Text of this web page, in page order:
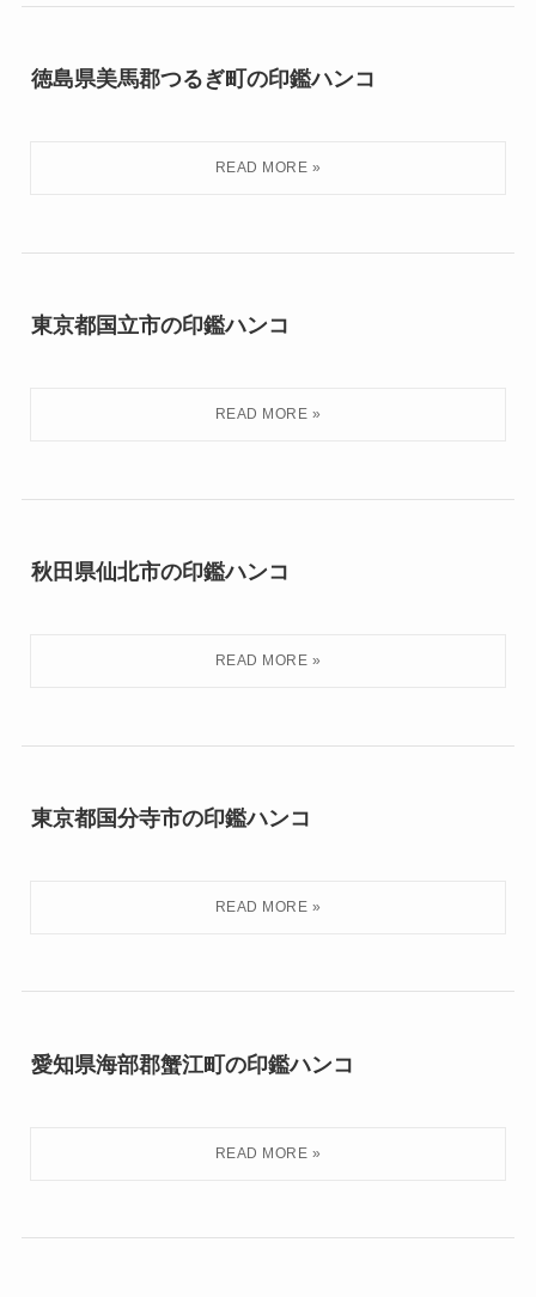
徳島県美馬郡つるぎ町の印鑑ハンコ
東京都国立市の印鑑ハンコ
秋田県仙北市の印鑑ハンコ
東京都国分寺市の印鑑ハンコ
愛知県海部郡蟹江町の印鑑ハンコ